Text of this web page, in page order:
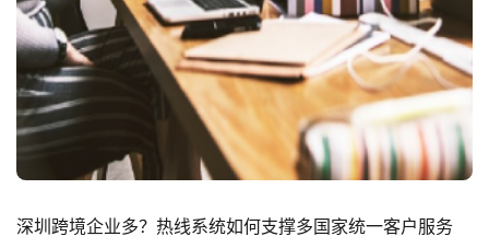
深圳跨境企业多？热线系统如何支撑多国家统一客户服务